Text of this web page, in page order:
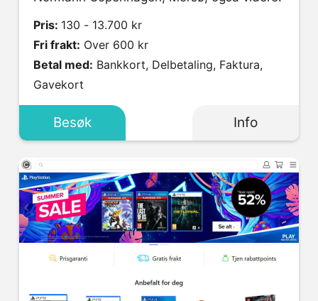
Pris: 130 - 13.700 kr
Fri frakt: Over 600 kr
Betal med:
Gavekort
Besøk Info